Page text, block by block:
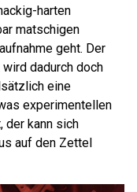
harten
matschigen
geht. Der
dadurch doch
eine
experimentellen
der kann sich
auf den Zettel